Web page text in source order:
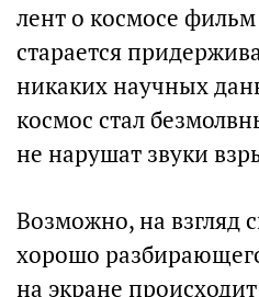
лент о космосе
старается
никаких научных
космос стал
не нарушат звуки
Возможно, на взгляд
хорошо
на экране